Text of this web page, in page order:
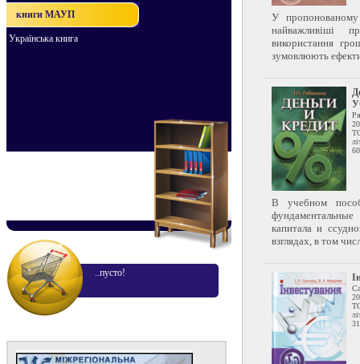
книги МАУП
Українська книга
..пусто!
У пропонованому
найважливіші
використання
зумовлюють
В учебном
капитала и
взглядах, в том